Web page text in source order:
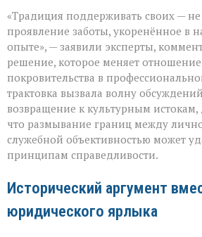
«Традиция поддерживать своих — не
проявление заботы, укоренённое в
опыте», — заявили эксперты,
решение, которое меняет отношение
покровительства в
трактовка вызвала волну
возвращение к культурным истокам,
что размывание границ между
служебной объективностью может
принципам справедливости.
Исторический аргумент
юридического ярлыка